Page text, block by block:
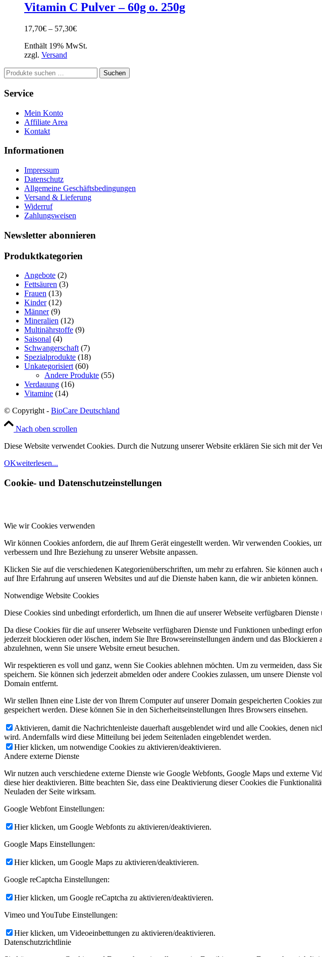
Vitamin C Pulver – 60g o. 250g
17,70€ – 57,30€Preisspanne:
bis
Enthält 19% MwSt.
zzgl. Versand
Suchen
nach:
Suchen
Service
Mein Konto
Affiliate Area
Kontakt
Informationen
Impressum
Datenschutz
Allgemeine Geschäftsbedingungen
Versand & Lieferung
Widerruf
Zahlungsweisen
Newsletter abonnieren
Produktkategorien
Angebote (2)
Fettsäuren (3)
Frauen (13)
Kinder (12)
Männer (9)
Mineralien (12)
Multinährstoffe (9)
Saisonal (4)
Schwangerschaft (7)
Spezialprodukte (18)
Unkategorisiert (60)
Andere Produkte (55)
Verdauung (16)
Vitamine (14)
© Copyright - BioCare Deutschland
Nach oben scrollen
Diese Website verwendet Cookies. Durch die Nutzung unserer Website erklären Sie sich mit der
OKweiterlesen...
Cookie- und Datenschutzeinstellungen
Wie wir Cookies verwenden
Wir können Cookies anfordern, die auf Ihrem Gerät eingestellt werden. Wir verwenden Cookies,
verbessern und Ihre Beziehung zu unserer Website anpassen.
Klicken Sie auf die verschiedenen Kategorienüberschriften, um mehr zu erfahren. Sie können
auf Ihre Erfahrung auf unseren Websites und auf die Dienste haben kann, die wir anbieten können.
Notwendige Website Cookies
Diese Cookies sind unbedingt erforderlich, um Ihnen die auf unserer Webseite verfügbaren
Da diese Cookies für die auf unserer Webseite verfügbaren Dienste und Funktionen unbedingt
jederzeit blockieren oder löschen, indem Sie Ihre Browsereinstellungen ändern und das
abzulehnen, wenn Sie unsere Website erneut besuchen.
Wir respektieren es voll und ganz, wenn Sie Cookies ablehnen möchten. Um zu vermeiden, dass
speichern. Sie können sich jederzeit abmelden oder andere Cookies zulassen, um unsere Dienste
Domain entfernt.
Wir stellen Ihnen eine Liste der von Ihrem Computer auf unserer Domain gespeicherten Cookies
gespeichert werden. Diese können Sie in den Sicherheitseinstellungen Ihres Browsers einsehen.
Aktivieren, damit die Nachrichtenleiste dauerhaft ausgeblendet wird und alle Cookies, denen
wird. Andernfalls wird diese Mitteilung bei jedem Seitenladen eingeblendet werden.
Hier klicken, um notwendige Cookies zu aktivieren/deaktivieren.
Andere externe Dienste
Wir nutzen auch verschiedene externe Dienste wie Google Webfonts, Google Maps und externe
diese hier deaktivieren. Bitte beachten Sie, dass eine Deaktivierung dieser Cookies die
Neuladen der Seite wirksam.
Google Webfont Einstellungen:
Hier klicken, um Google Webfonts zu aktivieren/deaktivieren.
Google Maps Einstellungen:
Hier klicken, um Google Maps zu aktivieren/deaktivieren.
Google reCaptcha Einstellungen:
Hier klicken, um Google reCaptcha zu aktivieren/deaktivieren.
Vimeo und YouTube Einstellungen:
Hier klicken, um Videoeinbettungen zu aktivieren/deaktivieren.
Datenschutzrichtlinie